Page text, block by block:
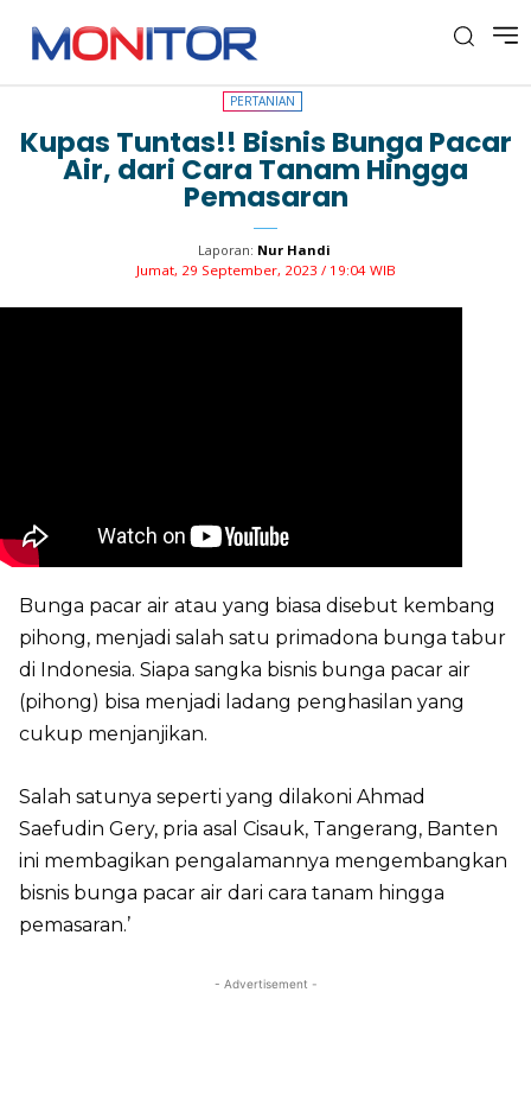
PERTANIAN
PERTANIAN
Kupas Tuntas!! Bisnis Bunga Pacar
Air, dari Cara Tanam Hingga
Pemasaran
Laporan: Nur Handi
Jumat, 29 September, 2023 / 19:04 WIB
Bunga pacar air atau yang biasa disebut kembang
pihong, menjadi salah satu primadona bunga tabur
di Indonesia. Siapa sangka bisnis bunga pacar air
(pihong) bisa menjadi ladang penghasilan yang
cukup menjanjikan.
Salah satunya seperti yang dilakoni Ahmad
Saefudin Gery, pria asal Cisauk, Tangerang, Banten
ini membagikan pengalamannya mengembangkan
bisnis bunga pacar air dari cara tanam hingga
pemasaran.’
- Advertisement -